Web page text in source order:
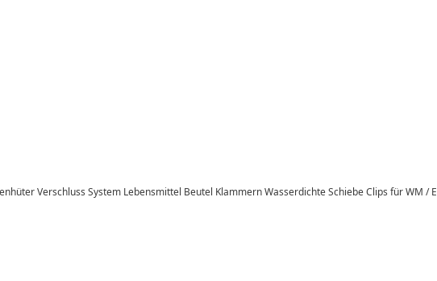
Verschluss System Lebensmittel Beutel Klammern Wasserdichte Schiebe Clips für WM /